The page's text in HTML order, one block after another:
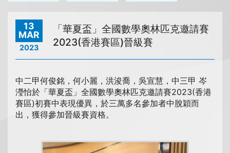
13
MAR
2023
「華夏盃」全國數學奧林匹克邀請賽
2023(香港賽區)晉級賽
中二甲何俊銘，何小麗，洪浚喬，吳宣慧，中三甲 岑
瀅怡於「華夏盃」全國數學奧林匹克邀請賽2023(香港
賽區)初賽中表現優異，於三萬多名參加者中脫穎而
出，獲得參加晉級賽資格。